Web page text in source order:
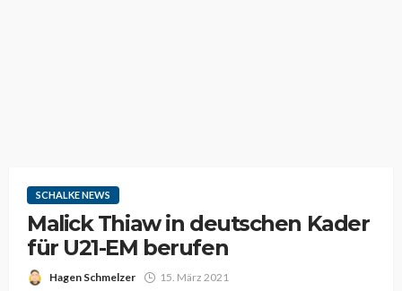
SCHALKE NEWS
Malick Thiaw in deutschen Kader
für U21-EM berufen
Hagen Schmelzer 15. März 2021